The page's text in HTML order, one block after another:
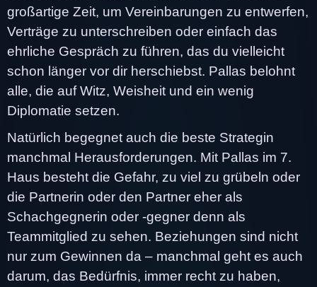
großartige Zeit, um Vereinbarungen zu entwerfen,
Verträge zu unterschreiben oder einfach das
ehrliche Gespräch zu führen, das du vielleicht
schon länger vor dir herschiebst. Pallas belohnt
alle, die auf Witz, Weisheit und ein wenig
Diplomatie setzen.
Natürlich begegnet auch die beste Strategin
manchmal Herausforderungen. Mit Pallas im 7.
Haus besteht die Gefahr, zu viel zu grübeln oder
die Partnerin oder den Partner eher als
Schachgegnerin oder -gegner denn als
Teammitglied zu sehen. Beziehungen sind nicht
nur zum Gewinnen da – manchmal geht es auch
darum, das Bedürfnis, immer recht zu haben,